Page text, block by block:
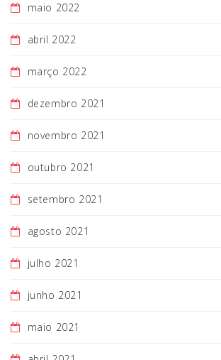
maio 2022
abril 2022
março 2022
dezembro 2021
novembro 2021
outubro 2021
setembro 2021
agosto 2021
julho 2021
junho 2021
maio 2021